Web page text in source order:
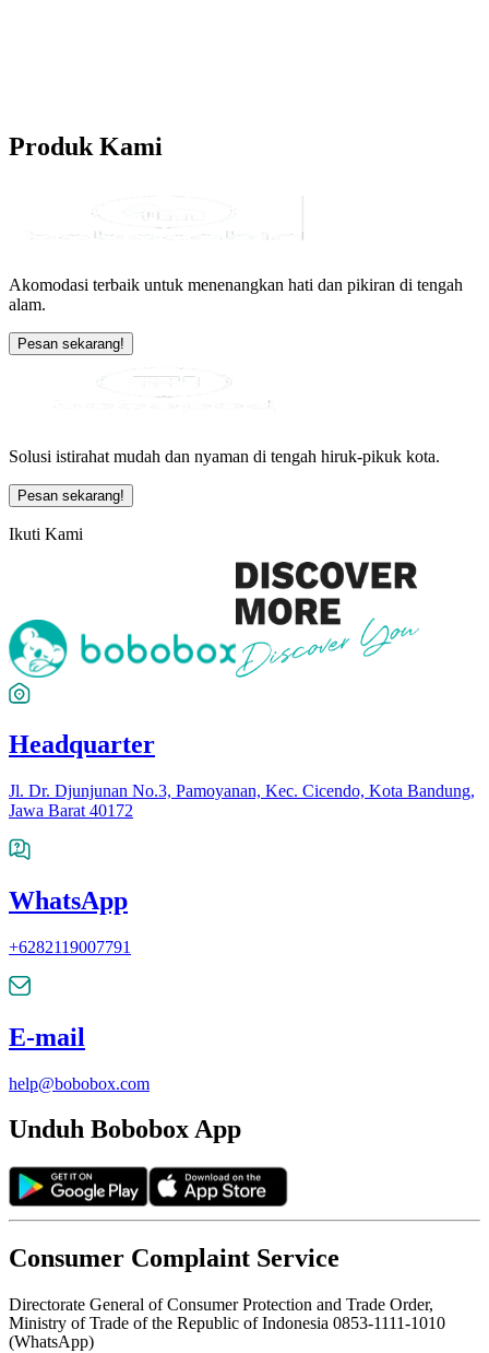
Produk Kami
Akomodasi terbaik untuk menenangkan hati dan pikiran di tengah
alam.
Pesan sekarang!
Solusi istirahat mudah dan nyaman di tengah hiruk-pikuk kota.
Pesan sekarang!
Ikuti Kami
Headquarter
Jl. Dr. Djunjunan No.3, Pamoyanan, Kec. Cicendo, Kota Bandung,
Jawa Barat 40172
WhatsApp
+6282119007791
E-mail
help@bobobox.com
Unduh Bobobox App
Consumer Complaint Service
Directorate General of Consumer Protection and Trade Order,
Ministry of Trade of the Republic of Indonesia 0853-1111-1010
(WhatsApp)